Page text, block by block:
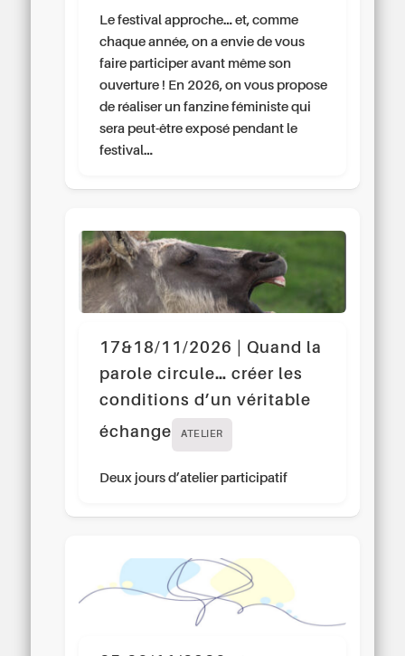
Le festival approche… et, comme
chaque année, on a envie de vous
faire participer avant même son
ouverture ! En 2026, on vous propose
de réaliser un fanzine féministe qui
sera peut-être exposé pendant le
festival…
17&18/11/2026 | Quand la
parole circule… créer les
conditions d’un véritable
échange
ATELIER
Deux jours d’atelier participatif